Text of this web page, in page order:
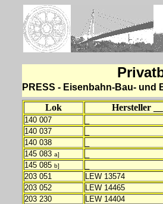
PRESS - Eisenbahn-Bau-
Lok
Hersteller
140 007
140 037
140 038
145 083 a]
145 085 b]
203 051
LEW 13574
203 052
LEW 14465
203 230
LEW 14404